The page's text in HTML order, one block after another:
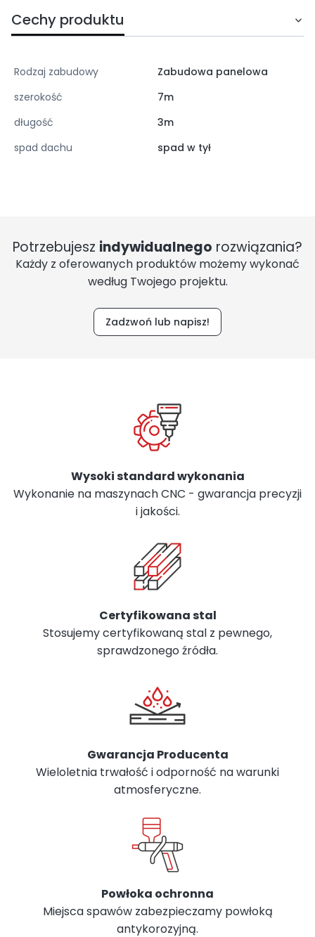
Cechy produktu
Rodzaj zabudowy
Zabudowa panelowa
szerokość
7m
długość
3m
spad dachu
spad w tył
Potrzebujesz indywidualnego rozwiązania?
Każdy z oferowanych produktów możemy wykonać
według Twojego projektu.
Zadzwoń lub napisz!
Wysoki standard wykonania
Wykonanie na maszynach CNC - gwarancja precyzji
i jakości.
Certyfikowana stal
Stosujemy certyfikowaną stal z pewnego,
sprawdzonego źródła.
Gwarancja Producenta
Wieloletnia trwałość i odporność na warunki
atmosferyczne.
Powłoka ochronna
Miejsca spawów zabezpieczamy powłoką
antykorozyjną.